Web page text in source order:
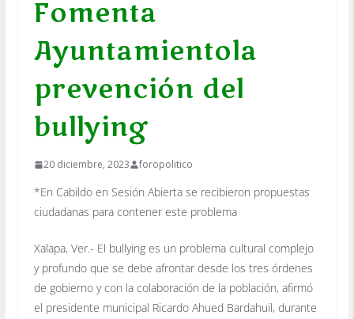
Fomenta
Ayuntamientola
prevención del
bullying
20 diciembre, 2023 foropolitico
*En Cabildo en Sesión Abierta se recibieron propuestas
ciudadanas para contener este problema
Xalapa, Ver.- El bullying es un problema cultural complejo
y profundo que se debe afrontar desde los tres órdenes
de gobierno y con la colaboración de la población, afirmó
el presidente municipal Ricardo Ahued Bardahuil, durante